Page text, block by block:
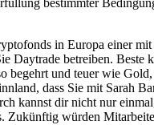
bestimmter
in Europa einer mit
Daytrade betreiben. Beste
begehrt und teuer wie
dass Sie mit Sarah
kannst dir nicht nur
Zukünftig würden